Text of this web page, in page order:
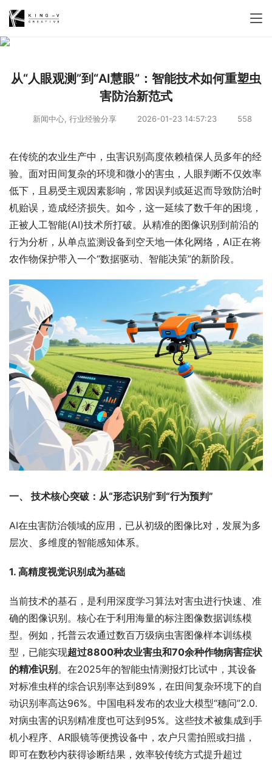
从“人眼观测”到“AI慧眼”：智能技术如何重塑虫
害防治新范式
新闻中心, 行业经验分享 2026-01-23 14:57:23 558
在传统的农业生产中，虫害识别高度依赖植保人员多年的经
验。面对田间复杂的环境和微小的害虫，人眼判断不仅效率
低下，且易受主观因素影响，常因误判或延迟而导致防治时
机贻误，造成经济损失。如今，这一延续了数千年的困境，
正被人工智能(AI)技术所打破。从精准的图像识别到前沿的
行为分析，从单点监测设备到空天地一体化网络，AI正在将
农作物保护带入一个“数据驱动、智能决策”的新阶段。
一、 技术核心突破：从“形态识别”到“行为预判”
AI在虫害防治领域的应用，已从初级的图像比对，发展为多
层次、多维度的智能感知体系。
1. 高精度视觉识别成为基础
当前技术的基石，是利用深度学习算法对害虫进行快速、准
确的图像识别。核心在于利用海量的标注图像数据训练模
型。例如，托普云农通过数百万级病虫害图像样本训练模
型，已能实现超过8800种农业害虫和70余种作物病害症状
的精准识别。在2025年的智能虫情测报灯比试中，其设备
对标准虫样的综合识别率达到89%，在田间复杂环境下的自
动识别率高达96%。中国电科发布的农业大模型“穗问”2.0.
对病虫害的识别精准度也可达到95%。这些技术被集成到手
机小程序、AR眼镜等便携设备中，农户只需拍照或扫描，
即可在数秒内获得诊断结果，效率较传统方式提升超过